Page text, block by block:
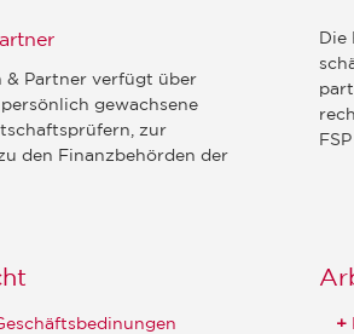
& Partner verfügt über
gewachsene
zur
den Finanzbehörden der